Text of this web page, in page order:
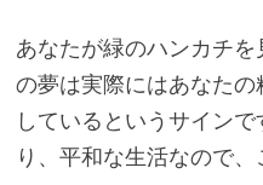
あなたが緑のハンカチ
の夢は実際にはあなた
しているというサイン
り、平和な生活なので、